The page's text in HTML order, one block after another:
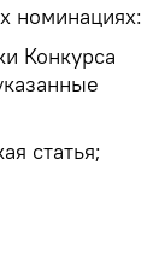
номинациях:
Конкурса
статья;